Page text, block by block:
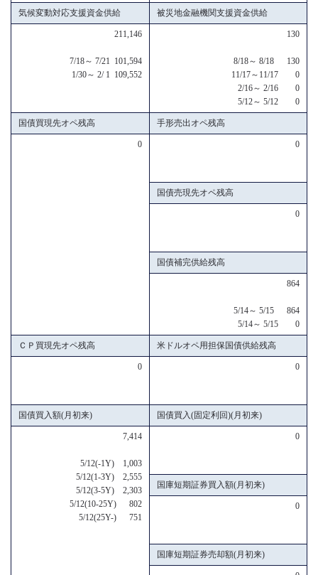
気候変動対応支援資金供給 被災地金融機関支援資金供給
211,146
7/18～ 7/21 101,594
1/30～ 2/ 1 109,552
130
8/18～ 8/18 130
11/17～11/17 0
2/16～ 2/16 0
5/12～ 5/12 0
国債買現先オペ残高 手形売出オペ残高
0 0
国債売現先オペ残高
0
国債補完供給残高
864
5/14～ 5/15 864
5/14～ 5/15 0
ＣＰ買現先オペ残高 米ドルオペ用担保国債供給残高
0 0
国債買入額(月初来) 国債買入(固定利回)(月初来)
7,414
5/12(-1Y) 1,003
5/12(1-3Y) 2,555
5/12(3-5Y) 2,303
5/12(10-25Y) 802
5/12(25Y-) 751
0
国庫短期証券買入額(月初来)
0
国庫短期証券売却額(月初来)